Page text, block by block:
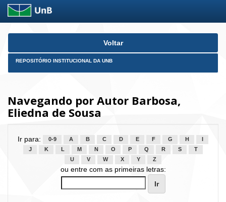
Skip
Voltar
REPOSITÓRIO INSTITUCIONAL DA UNB
Navegando por Autor Barbosa,
Eliedna de Sousa
Ir para: 0-9 A B C D E F G H
J
K L M N O P Q R S
T
U
V W X Y Z
ou entre com as primeiras letras: